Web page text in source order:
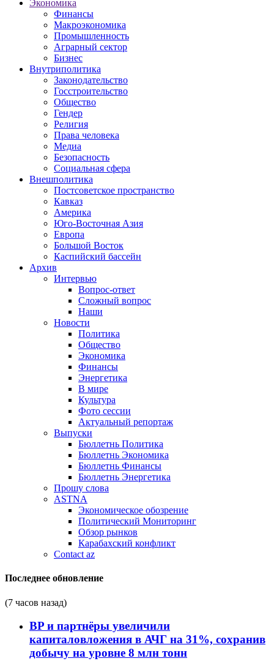
Экономика
Финансы
Макроэкономика
Промышленность
Аграрный сектор
Бизнес
Внутриполитика
Законодательство
Госстроительство
Общество
Гендер
Религия
Права человека
Медиа
Безопасность
Социальная сфера
Внешполитика
Постсоветское пространство
Кавказ
Америка
Юго-Восточная Азия
Европа
Большой Восток
Каспийский бассейн
Архив
Интервью
Вопрос-ответ
Сложный вопрос
Наши
Новости
Политика
Общество
Экономика
Финансы
Энергетика
В мире
Культура
Фото сессии
Актуальный репортаж
Выпуски
Бюллетнь Политика
Бюллетнь Экономика
Бюллетнь Финансы
Бюллетнь Энергетика
Прошу слова
ASTNA
Экономическое обозрение
Политический Мониторинг
Обзор рынков
Карабахский конфликт
Contact az
Последнее обновление
(7 часов назад)
BP и партнёры увеличили
капиталовложения в АЧГ на 31%, сохранив
добычу на уровне 8 млн тонн